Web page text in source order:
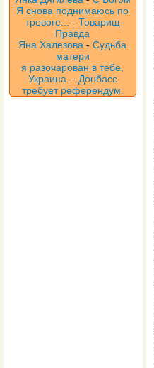
Я снова поднимаюсь по
тревоге...
- Товарищ
Правда
Яна Халезова -Судьба
матери
я разочарован в тебе,
Украина. - Донбасс
требует референдум.